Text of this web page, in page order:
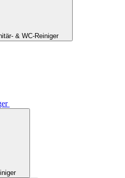
& WC-Reiniger